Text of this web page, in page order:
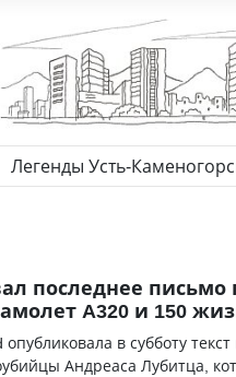
Легенды Усть-
последнее письмо
A320 и 150
в субботу
Андреаса Лубитца,